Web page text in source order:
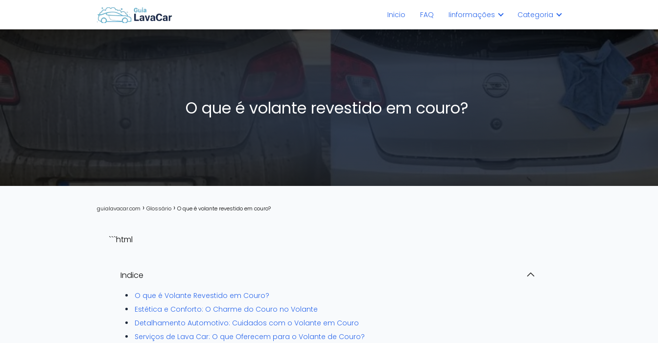
Inicio FAQ Iinformações Categoria
O que é volante revestido em couro?
guialavacar.com Glossário O que é volante revestido em couro?
```html
Indice
O que é Volante Revestido em Couro?
Estética e Conforto: O Charme do Couro no Volante
Detalhamento Automotivo: Cuidados com o Volante em Couro
Serviços de Lava Car: O que Oferecem para o Volante de Couro?